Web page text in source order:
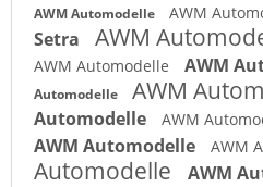
AWM Automodelle AWM
Setra
AWM
AWM Automodelle
AWM
Automodelle
AWM
Automodelle
AWM
AWM Automodelle AWM
Automodelle
AWM